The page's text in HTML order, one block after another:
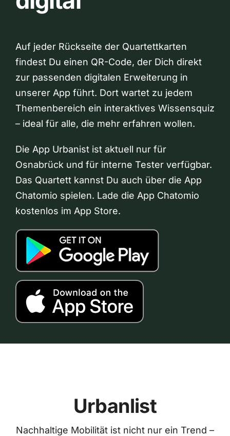
Auf jeder Rückseite der Quartettkarten
findest Du einen QR-Code, der Dich direkt
zur passenden digitalen Erweiterung in
unserer App führt. Dort wartet zu jedem
Themenbereich ein interaktives Wissensquiz
– ideal für alle, die mehr erfahren wollen.
Die App Urbanist ist aktuell nur für
Osnabrück und für interne Tester verfügbar.
Das Quartett kannst Du auch über die App
Chatomio spielen. Lade die App Chatomio
kostenlos im App Store.
Urbanlist
Nachhaltige Mobilität ist nicht nur ein Trend –